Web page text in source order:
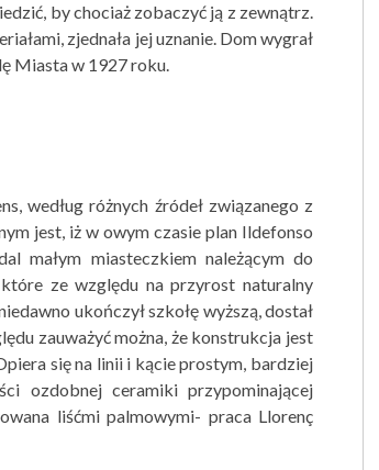
by chociaż zobaczyć ją z zewnątrz.
zjednała jej uznanie. Dom wygrał
Miasta w 1927 roku.
według różnych źródeł związanego z
jest, iż w owym czasie plan Ildefonso
małym miasteczkiem należącym do
ze względu na przyrost naturalny
ukończył szkołę wyższą, dostał
zauważyć można, że konstrukcja jest
się na linii i kącie prostym, bardziej
ozdobnej ceramiki przypominającej
liśćmi palmowymi- praca Llorenç